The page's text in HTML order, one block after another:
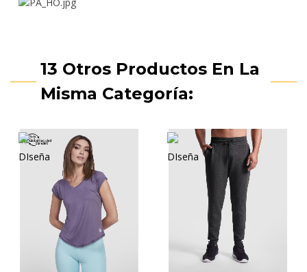
13 Otros Productos En La
Misma Categoría: